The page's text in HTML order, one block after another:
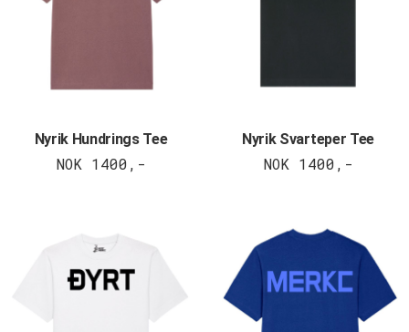
Nyrik Hundrings Tee
NOK 1400,-
Nyrik Svarteper Tee
NOK 1400,-